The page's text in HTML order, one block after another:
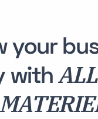
your
with